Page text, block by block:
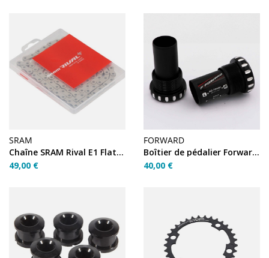
SRAM
Chaîne SRAM Rival E1 Flattop 12V 126 maillons
49,00 €
FORWARD
Boîtier de pédalier Forward BSA Euro externe – Black
40,00 €